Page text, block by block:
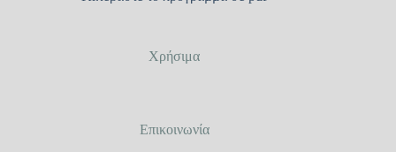
Χρήσιμα
Επικοινωνία